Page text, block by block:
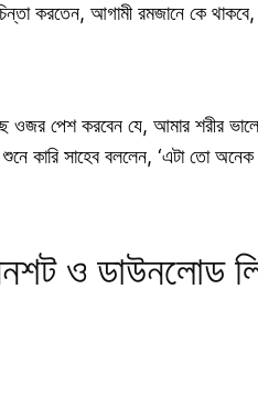
করতেন, আগামী রমজানে কে
ওজর পেশ করবেন যে, আমার শরীর
কারি সাহেব বললেন, ‘এটা তো
ও ডাউনলোড